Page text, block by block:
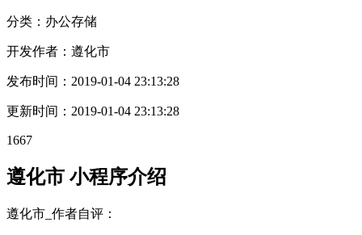
分类：办公存储
开发作者： 遵化市
发布时间： 2019-01-04 23:13:28
更新时间： 2019-01-04 23:13:28
1667
遵化市 小程序介绍
遵化市_作者自评：